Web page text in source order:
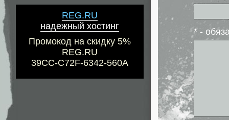
REG.RU
надежный хостинг
Промокод на скидку 5%
REG.RU
39CC-C72F-6342-560A
* -